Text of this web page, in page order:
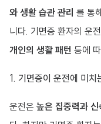
와 생활 습관 관리 를 통
니다. 기면증 환자의 운
개인의 생활 패턴 등에
1. 기면증이 운전에 미치
운전은 높은 집중력과